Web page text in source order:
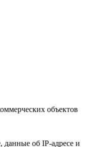
объектов
об IP-адресе и